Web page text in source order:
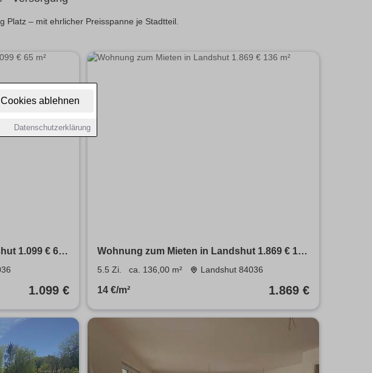
ablehnen
Datenschutzerklärung
Platz – mit ehrlicher Preisspanne je Stadtteil.
1.099 € 65
1.099 €
Wohnung zum Mieten in Landshut 1.869 € 136
m²
5.5 Zi. ca. 136,00 m² Landshut 84036
14 €/m² 1.869 €